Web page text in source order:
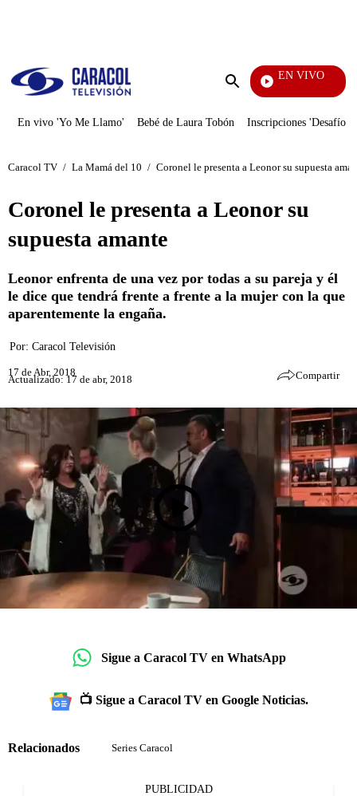
Enviar
EN VIVO
También Caerás
En vivo 'Yo Me Llamo' Bebé de Laura Tobón Inscripciones 'Desafío'
Caracol TV / La Mamá del 10 / Coronel le presenta a Leonor su supuesta
Coronel le presenta a Leonor su
supuesta amante
Leonor enfrenta de una vez por todas a su pareja y él
le dice que tendrá frente a frente a la mujer con la que
aparentemente la engaña.
Por: Caracol Televisión
17 de Abr, 2018
Actualizado: 17 de abr, 2018 Compartir
Sigue a Caracol TV en WhatsApp
📺 Sigue a Caracol TV en Google Noticias.
Relacionados Series Caracol
PUBLICIDAD